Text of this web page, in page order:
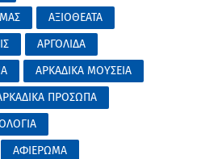
ΑΞΙΟΘΕΑΤΑ
ΑΡΓΟΛΙΔΑ
ΑΡΚΑΔΙΚΑ ΜΟΥΣΕΙΑ
ΠΡΟΣΩΠΑ
ΑΦΙΕΡΩΜΑ